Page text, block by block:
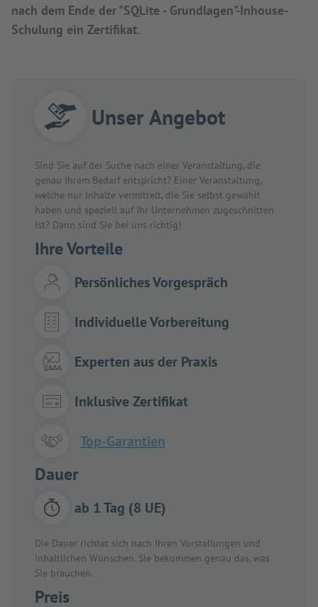
nach dem Ende der "SQLite - Grundlagen"-Inhouse-
Schulung ein Zertifikat.
Unser Angebot
Sind Sie auf der Suche nach einer Veranstaltung, die
genau Ihrem Bedarf entspricht? Einer Veranstaltung,
welche nur Inhalte vermittelt, die Sie selbst gewählt
haben und speziell auf Ihr Unternehmen zugeschnitten
ist? Dann sind Sie bei uns richtig!
Ihre Vorteile
Persönliches Vorgespräch
Individuelle Vorbereitung
Experten aus der Praxis
Inklusive Zertifikat
Top-Garantien
Dauer
ab 1 Tag (8 UE)
Die Dauer richtet sich nach Ihren Vorstellungen und
inhaltlichen Wünschen. Sie bekommen genau das, was
Sie brauchen.
Preis